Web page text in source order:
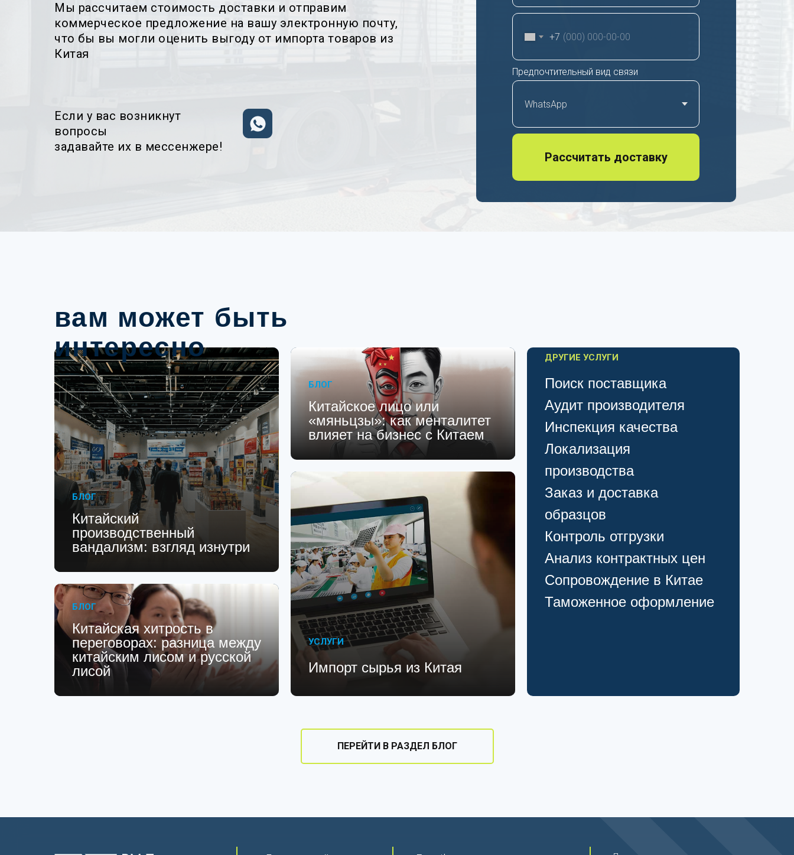
Мы рассчитаем стоимость доставки и отправим
коммерческое предложение на вашу электронную почту,
что бы вы могли оценить выгоду от импорта товаров из
Китая
Если у вас возникнут
вопросы
задавайте их в мессенжере!
+7
Предпочтительный вид связи
Рассчитать доставку
вам может быть
интересно
БЛОГ
Китайский
производственный
вандализм: взгляд изнутри
БЛОГ
Китайская хитрость в
переговорах: разница между
китайским лисом и русской
лисой
БЛОГ
Китайское лицо или
«мяньцзы»: как менталитет
влияет на бизнес с Китаем
УСЛУГИ
Импорт сырья из Китая
ДРУГИЕ УСЛУГИ
Поиск поставщика
Аудит производителя
Инспекция качества
Локализация
производства
Заказ и доставка
образцов
Контроль отгрузки
Анализ контрактных цен
Сопровождение в Китае
Таможенное оформление
ПЕРЕЙТИ В РАЗДЕЛ БЛОГ